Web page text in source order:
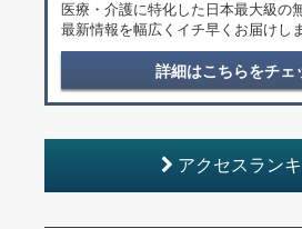
医療・介護に特化した日本最大級の
最新情報を幅広くイチ早くお届けしま
詳細はこちらをチェ
アクセスラン